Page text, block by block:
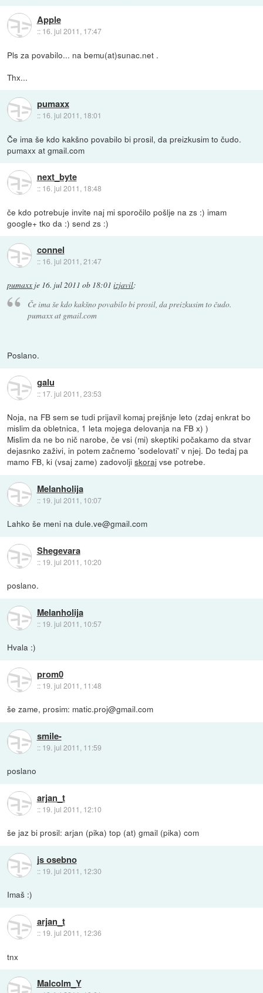
Apple
:: 16. jul 2011, 17:47
Pls za povabilo... na bemu(at)sunac.net .
Thx...
pumaxx
:: 16. jul 2011, 18:01
Če ima še kdo kakšno povabilo bi prosil, da preizkusim to čudo.
pumaxx at gmail.com
next_byte
:: 16. jul 2011, 18:48
če kdo potrebuje invite naj mi sporočilo pošlje na zs :) imam
google+ tko da :) send zs :)
connel
:: 16. jul 2011, 21:47
pumaxx je 16. jul 2011 ob 18:01 izjavil:
Če ima še kdo kakšno povabilo bi prosil, da preizkusim to čudo.
pumaxx at gmail.com
Poslano.
galu
:: 17. jul 2011, 23:53
Noja, na FB sem se tudi prijavil komaj prejšnje leto (zdaj enkrat bo
mislim da obletnica, 1 leta mojega delovanja na FB x) )
Mislim da ne bo nič narobe, če vsi (mi) skeptiki počakamo da stvar
dejasnko zaživi, in potem začnemo 'sodelovati' v njej. Do tedaj pa
mamo FB, ki (vsaj zame) zadovoljiskoraj vse potrebe.
Melanholija
:: 19. jul 2011, 10:07
Lahko še meni na dule.ve@gmail.com
Shegevara
:: 19. jul 2011, 10:20
poslano.
Melanholija
:: 19. jul 2011, 10:57
Hvala :)
prom0
:: 19. jul 2011, 11:48
še zame, prosim: matic.proj@gmail.com
smile-
:: 19. jul 2011, 11:59
poslano
arjan_t
:: 19. jul 2011, 12:10
še jaz bi prosil: arjan (pika) top (at) gmail (pika) com
js osebno
:: 19. jul 2011, 12:30
Imaš :)
arjan_t
:: 19. jul 2011, 12:36
tnx
Malcolm_Y